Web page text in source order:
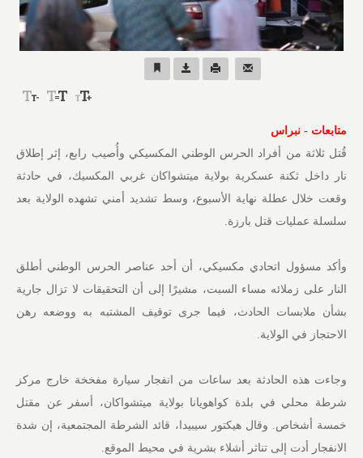
متابعات - نبراس
قُتل ثلاثة من أفراد الحرس الوطني المكسيكي وأُصيب رابع، إثر إطلاق
نار داخل ثكنة عسكرية بولاية ميتشواكان غربي المكسيك، في حادثة
وقعت خلال عطلة نهاية الأسبوع، وسط تشديد أمني تشهده الولاية بعد
سلسلة عمليات قتل بارزة.
وأكد مسؤول اتحادي مكسيكي، أن أحد عناصر الحرس الوطني أطلق
النار على زملائه مساء السبت، مشيرًا إلى أن التحقيقات لا تزال جارية
بشأن ملابسات الحادث، فيما جرى توقيف المشتبه به ووضعه رهن
الاحتجاز في الولاية.
وجاءت هذه الحادثة بعد ساعات من انفجار سيارة مفخخة خارج مركز
شرطة محلي في بلدة كواهويانا بولاية ميتشواكان، أسفر عن مقتل
خمسة أشخاص. وقال هيكتور سيبيدا، قائد الشرطة المجتمعية، إن شدة
الانفجار أدت إلى تناثر أشلاء بشرية في محيط الموقع.